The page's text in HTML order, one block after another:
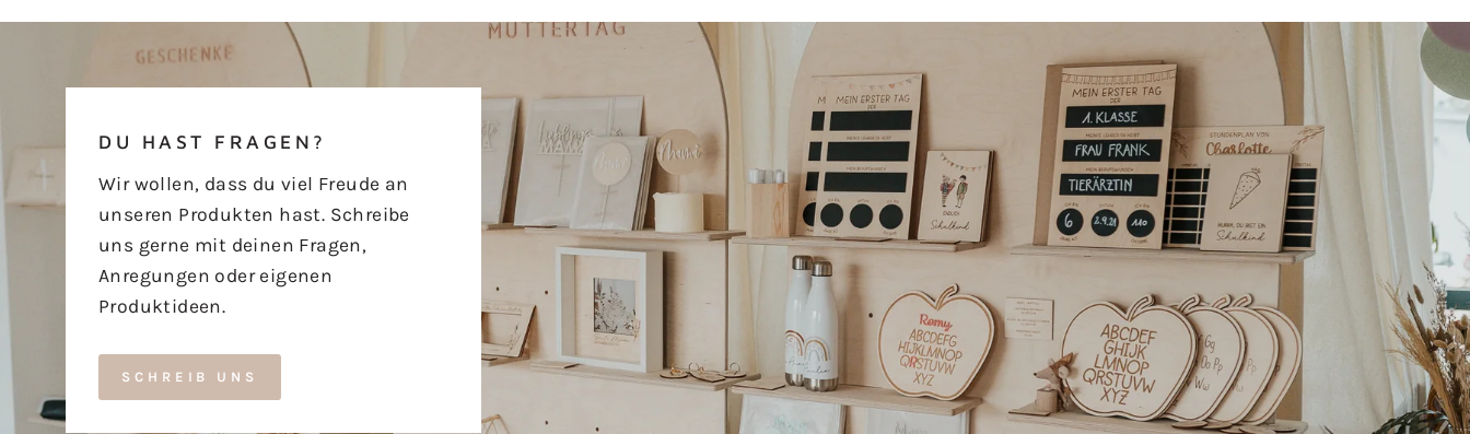
DU HAST FRAGEN?
Wir wollen, dass du viel Freude an
unseren Produkten hast. Schreibe
uns gerne mit deinen Fragen,
Anregungen oder eigenen
Produktideen.
SCHREIB UNS